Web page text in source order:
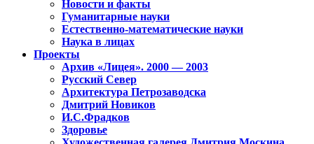
Новости и факты
Гуманитарные науки
Естественно-математические науки
Наука в лицах
Проекты
Архив «Лицея». 2000 — 2003
Русский Север
Архитектура Петрозаводска
Дмитрий Новиков
И.С.Фрадков
Здоровье